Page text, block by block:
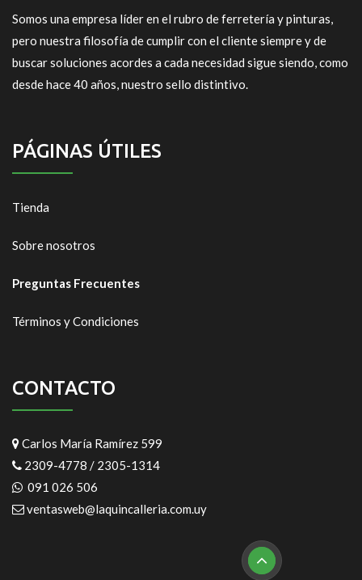
Somos una empresa líder en el rubro de ferretería y pinturas,
pero nuestra filosofía de cumplir con el cliente siempre y de
buscar soluciones acordes a cada necesidad sigue siendo, como
desde hace 40 años, nuestro sello distintivo.
PÁGINAS ÚTILES
Tienda
Sobre nosotros
Preguntas Frecuentes
Términos y Condiciones
CONTACTO
Carlos María Ramírez 599
2309-4778 / 2305-1314
091 026 506
ventasweb@laquincalleria.com.uy